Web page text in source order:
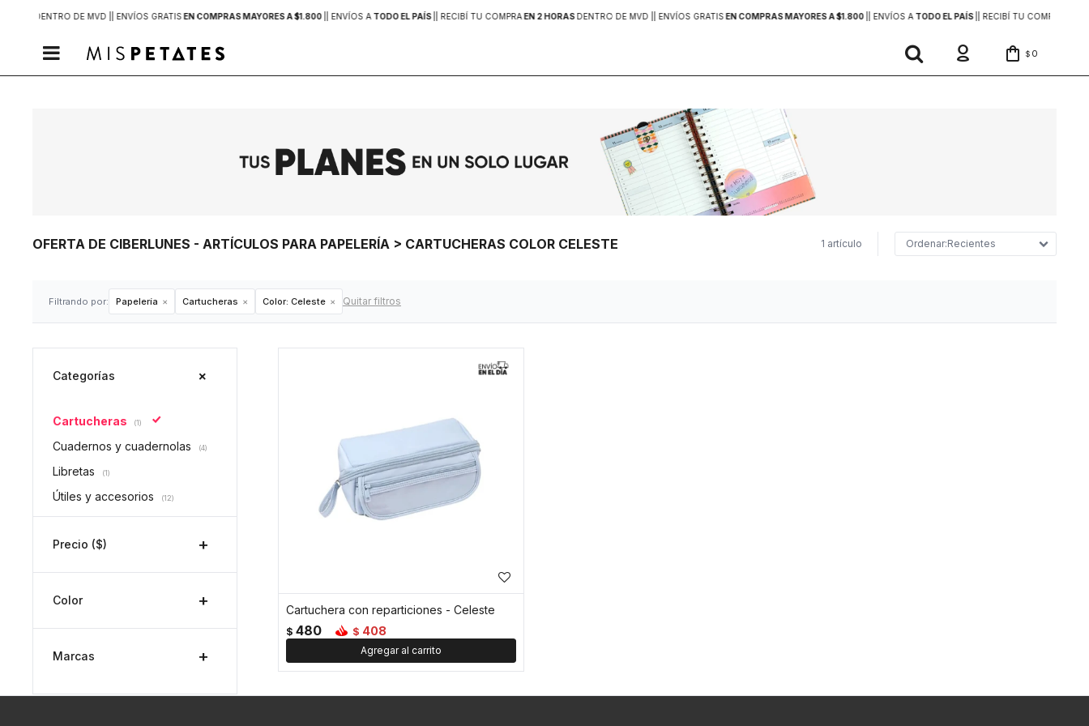
DENTRO DE MVD | | ENVÍOS GRATISEN COMPRAS MAYORES A $1.800 | ENVÍOS A TODO EL PAÍS | RECIBÍ TU COMPRAEN 2 HORASDENTRO DE MVD | | ENVÍOS GRATISEN COMPRAS MAYORES A $1.800 | ENVÍOS A TODO EL PAÍS | RECIBÍ TU COMPRA
 $ 0
OFERTA DE CIBERLUNES - ARTÍCULOS PARA PAPELERÍA > CARTUCHERAS COLOR CELESTE 1 artículo Recientes
Filtrando por: Papelería Cartucheras Color: Celeste Quitar filtros
Cartuchera con reparticiones - Celeste
$ 480 $ 408
Categorías
Cartucheras (1)
Cuadernos y cuadernolas (4)
Libretas (1)
Útiles y accesorios (12)
Precio ($)
Color
Marcas